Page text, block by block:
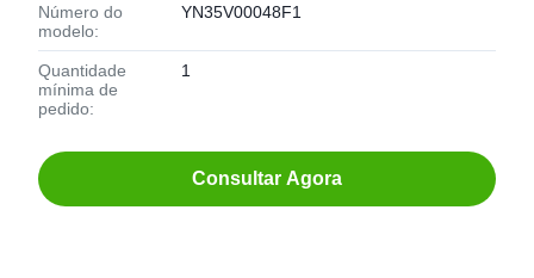
Número do
modelo:
YN35V00048F1
Quantidade
mínima de
pedido:
1
Consultar Agora